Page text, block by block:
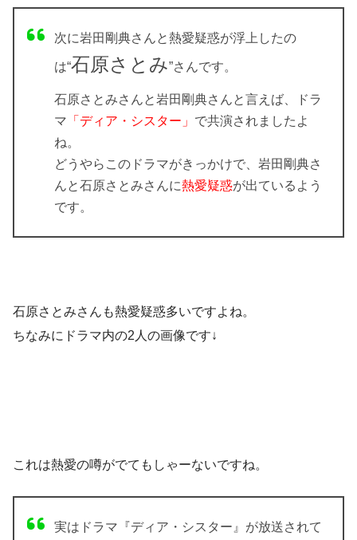
次に岩田剛典さんと熱愛疑惑が浮上したの
は“石原さとみ”さんです。
石原さとみさんと岩田剛典さんと言えば、ドラ
マ 「ディア・シスター」 で共演されましたよ
ね。
どうやらこのドラマがきっかけで、岩田剛典さ
んと石原さとみさんに熱愛疑惑が出ているよう
です。
石原さとみさんも熱愛疑惑多いですよね。
ちなみにドラマ内の2人の画像です↓
これは熱愛の噂がでてもしゃーないですね。
実はドラマ『ディア・シスター』が放送されて